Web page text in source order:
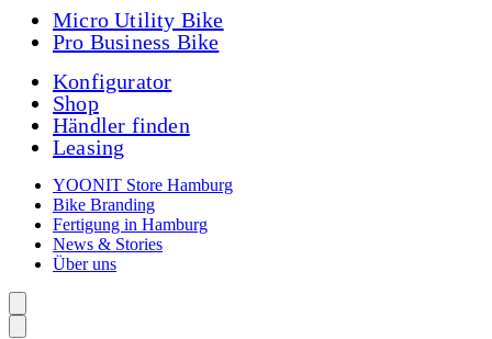
Micro Utility Bike
Pro Business Bike
Konfigurator
Shop
Händler finden
Leasing
YOONIT Store Hamburg
Bike Branding
Fertigung in Hamburg
News & Stories
Über uns